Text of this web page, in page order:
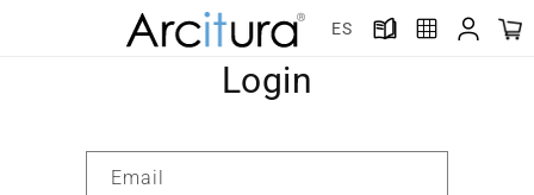
ES
Login
Email